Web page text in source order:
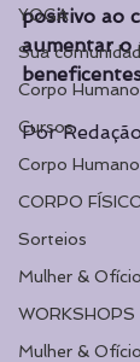
YOGA
Sua
Corpo Humano
Cursos
Corpo Humano
CORPO
Sorteios
Mulher & Ofício
WORKSHOPS
Mulher & Ofício
positivo ao
aumentar o
Por Redação